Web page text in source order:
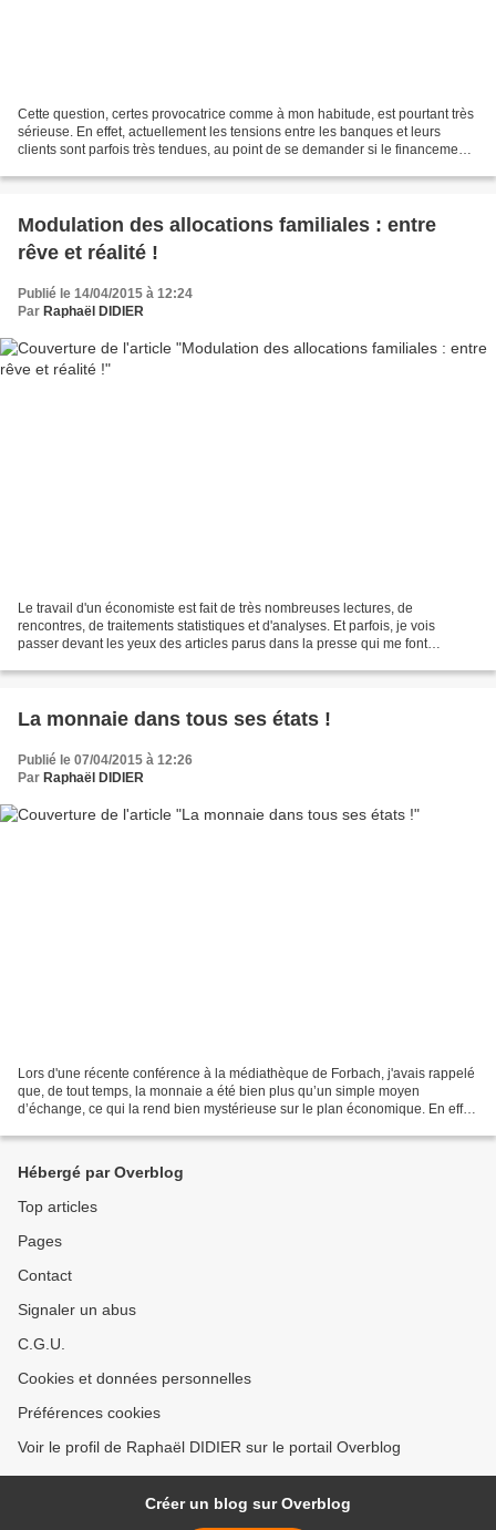
Cette question, certes provocatrice comme à mon habitude, est pourtant très
sérieuse. En effet, actuellement les tensions entre les banques et leurs
clients sont parfois très tendues, au point de se demander si le financement
Modulation des allocations familiales : entre
rêve et réalité !
Publié le 14/04/2015 à 12:24
Par Raphaël DIDIER
Le travail d'un économiste est fait de très nombreuses lectures, de
rencontres, de traitements statistiques et d'analyses. Et parfois, je vois
passer devant les yeux des articles parus dans la presse qui me font
La monnaie dans tous ses états !
Publié le 07/04/2015 à 12:26
Par Raphaël DIDIER
Lors d'une récente conférence à la médiathèque de Forbach, j'avais rappelé
que, de tout temps, la monnaie a été bien plus qu’un simple moyen
d’échange, ce qui la rend bien mystérieuse sur le plan économique. En effet,
Hébergé par Overblog
Top articles
Pages
Contact
Signaler un abus
C.G.U.
Cookies et données personnelles
Préférences cookies
Voir le profil de Raphaël DIDIER sur le portail Overblog
Créer un blog sur Overblog